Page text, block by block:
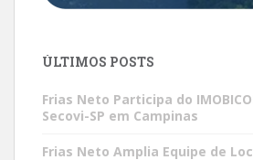
ÚLTIMOS POSTS
Frias Neto Participa do
Secovi-SP em Campinas
Frias Neto Amplia Equipe de